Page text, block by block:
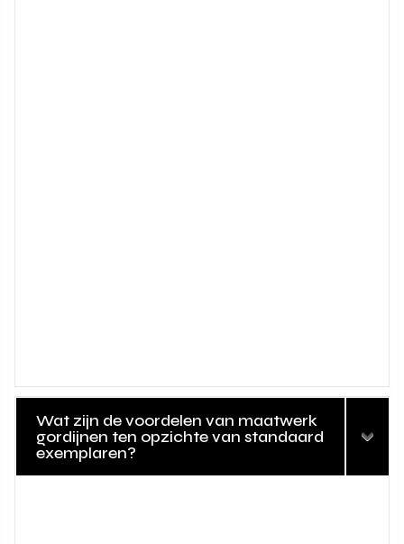
Wat zijn de voordelen van maatwerk
gordijnen ten opzichte van standaard
exemplaren?